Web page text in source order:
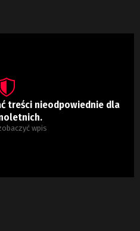
treści nieodpowiednie dla
wpis